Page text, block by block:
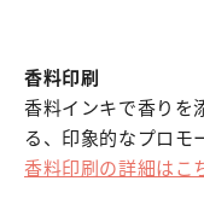
香料印刷
香料インキで香りを
る、印象的なプロモ
香料印刷の詳細はこ